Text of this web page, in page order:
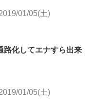
01/05(土)
路化してエナすら出来
01/05(土)